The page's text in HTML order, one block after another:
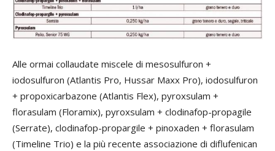
Alle ormai collaudate miscele di mesosulfuron +
iodosulfuron (Atlantis Pro, Hussar Maxx Pro), iodosulfuron
+ propoxicarbazone (Atlantis Flex), pyroxsulam +
florasulam (Floramix), pyroxsulam + clodinafop-propagile
(Serrate), clodinafop-propargile + pinoxaden + florasulam
(Timeline Trio) e la più recente associazione di diflufenican